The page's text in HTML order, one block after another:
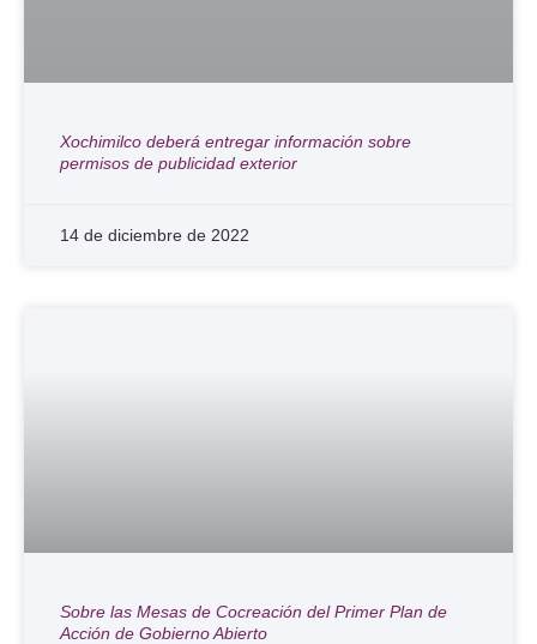
Xochimilco deberá entregar información sobre
permisos de publicidad exterior
14 de diciembre de 2022
Sobre las Mesas de Cocreación del Primer Plan de
Acción de Gobierno Abierto